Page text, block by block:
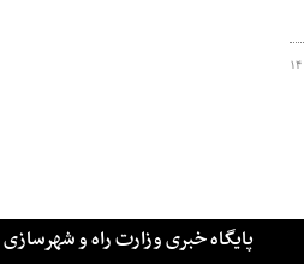
پایگاه خبری وزارت راه و شهرسازی